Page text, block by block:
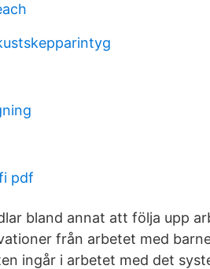
pdf
bland annat att följa upp
från arbetet med
ingår i arbetet med det